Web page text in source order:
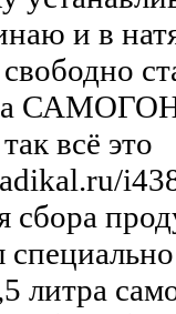
и в
всё это
сбора
литра